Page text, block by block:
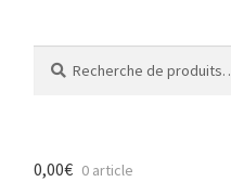
pour :
0,00€ 0 article